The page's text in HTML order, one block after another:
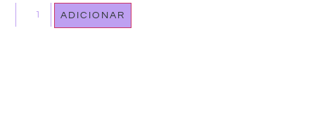
ADICIONAR